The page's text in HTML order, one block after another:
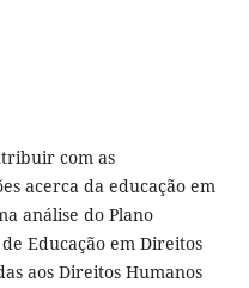
com as
acerca da educação em
análise do Plano
Educação em Direitos
aos Direitos Humanos